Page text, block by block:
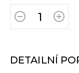
DETAILNÍ